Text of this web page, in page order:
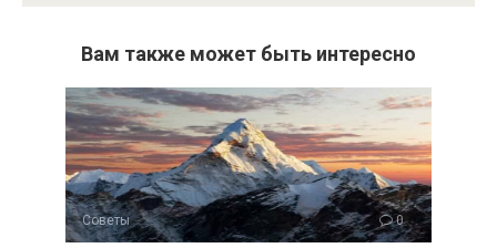
Вам также может быть интересно
Советы 0